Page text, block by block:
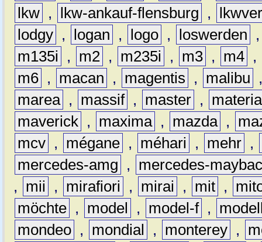
lkw , lkw-ankauf-flensburg ,
lodgy , logan , logo , loswerden
m135i
, m2 , m235i , m3 , m4 ,
m6 , macan , magentis , malibu
marea , massif , master ,
materia
maverick , maxima , mazda ,
mcv , mégane , méhari , mehr ,
mercedes-amg
,
mercedes-
,
mii , mirafiori , mirai , mit ,
möchte , model , model-f ,
mondeo , mondial , monterey ,